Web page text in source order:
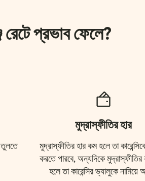
রেটে প্রভাব ফেলে?
তুলতে
মুদ্রাস্ফীতির হার
মুদ্রাস্ফীতির হার কম হলে তা
করতে পারবে, অন্যদিকে মুদ্রাস্ফীতির
হলে তা কারেন্সির ভ্যালুকে নামিয়ে